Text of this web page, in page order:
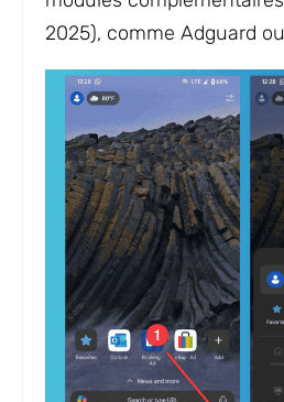
2025), comme Adguard